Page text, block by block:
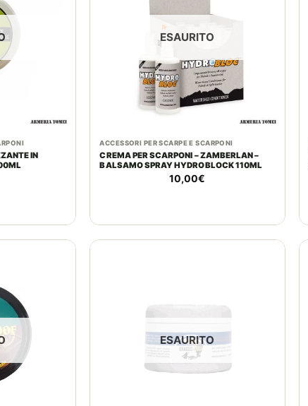
IN
ESAURITO
ACCESSORI PER SCARPE E SCARPONI
CREMA PER SCARPONI – ZAMBERLAN –
BALSAMO SPRAY HYDROBLOCK 110ML
10,00€
ESAURITO